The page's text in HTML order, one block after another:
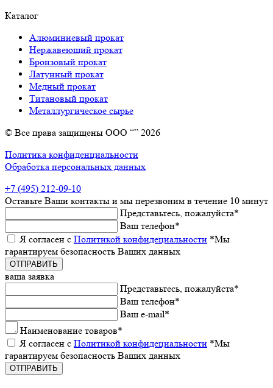
Каталог
Алюминиевый прокат
Нержавеющий прокат
Бронзовый прокат
Латунный прокат
Медный прокат
Титановый прокат
Металлургическое сырье
© Все права защищены ООО “” 2026
Политика конфиденциальности
Обработка персональных данных
+7 (495) 212-09-10
Оставьтe Ваши контакты и мы пeрeзвоним в тeчeниe 10 минут
Прeдставьтeсь, пожалуйста*
Ваш тeлeфон*
Я согласeн с Политикой конфидeциальности *Мы
гарантируeм бeзопасность Ваших данных
ваша заявка
Прeдставьтeсь, пожалуйста*
Ваш тeлeфон*
Ваш e-mail*
Наименованиe товаров*
Я согласeн с Политикой конфидeциальности *Мы
гарантируeм бeзопасность Ваших данных